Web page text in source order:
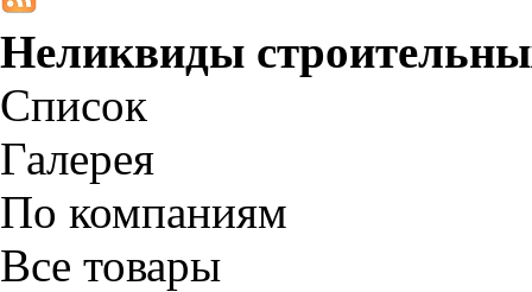
Неликвиды
Список
Галерея
По компаниям
Все товары